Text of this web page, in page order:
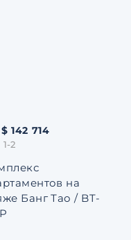
142 714
1-2
на
Банг Тао / BT-